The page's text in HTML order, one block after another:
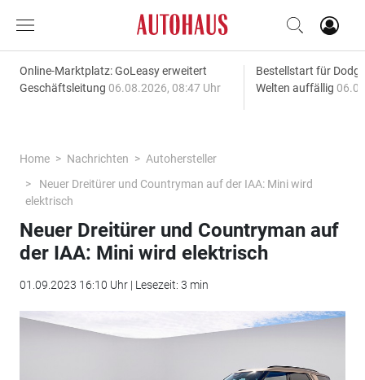
Online-Marktplatz: GoLeasy erweitert
Geschäftsleitung 06.08.2026, 08:47 Uhr
Bestellstart für
Welten auffällig
Home Nachrichten
Autohersteller
Neuer Dreitürer und Countryman auf der IAA: Mini wird
elektrisch
Neuer Dreitürer und Countryman auf
der IAA: Mini wird elektrisch
01.09.2023 16:10 Uhr | Lesezeit: 3 min